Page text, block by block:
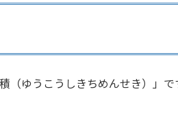
ゆうこうしきちめんせき）」で